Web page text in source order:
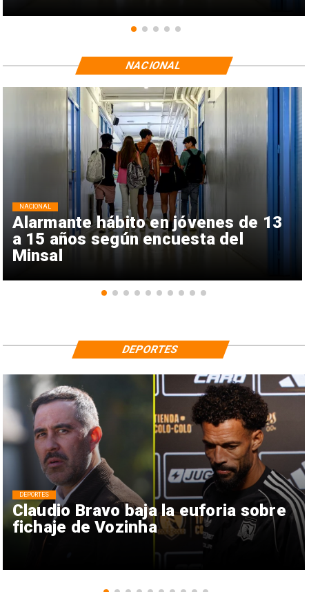
Alarmante hábito en jóvenes de 13
a 15 años según encuesta del
Minsal
NACIONAL
NACIONAL
Claudio Bravo baja la euforia sobre
fichaje de Vozinha
DEPORTES
DEPORTES